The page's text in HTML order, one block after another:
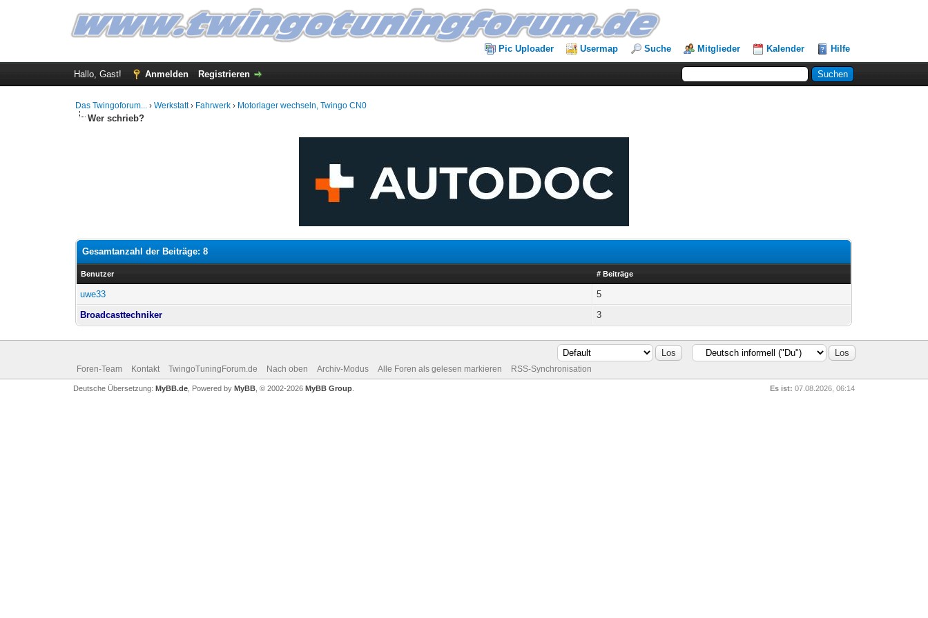
Pic Uploader Usermap Suche Mitglieder Kalender Hilfe
Hallo, Gast! Anmelden Registrieren
Das Twingoforum... ›Werkstatt› Fahrwerk › Motorlager wechseln, Twingo CN0
Wer schrieb?
Gesamtanzahl der Beiträge: 8
Benutzer # Beiträge
uwe33
5
Broadcasttechniker
3
Foren-Team Kontakt TwingoTuningForum.de Nach oben Archiv-Modus Alle Foren als gelesen markieren RSS-Synchronisation
Es ist: 07.08.2026, 06:14
Deutsche Übersetzung: MyBB.de, Powered by MyBB, © 2002-2026 MyBB Group.